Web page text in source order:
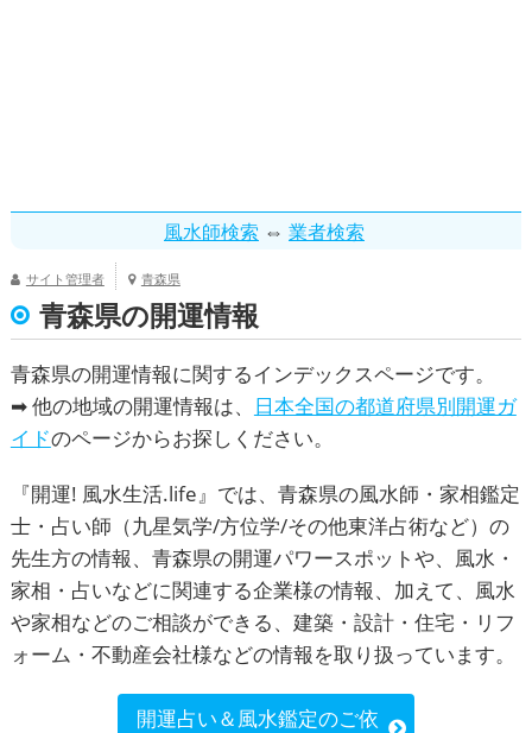
風水師検索 ⇔ 業者検索
サイト管理者 青森県
青森県の開運情報
青森県の開運情報に関するインデックスページです。
➡ 他の地域の開運情報は、 日本全国の都道府県別開運ガ
イドのページからお探しください。
『開運! 風水生活.life』では、青森県の風水師・家相鑑定
士・占い師（九星気学/方位学/その他東洋占術など）の
先生方の情報、青森県の開運パワースポットや、風水・
家相・占いなどに関連する企業様の情報、加えて、風水
や家相などのご相談ができる、建築・設計・住宅・リフ
ォーム・不動産会社様などの情報を取り扱っています。
開運占い＆風水鑑定のご依